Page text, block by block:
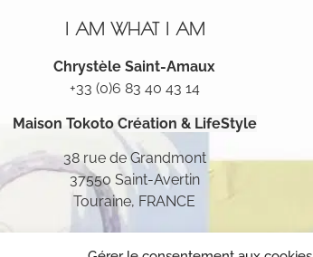
I AM WHAT I AM
Chrystèle Saint-Amaux
+33 (0)6 83 40 43 14
Maison Tokoto Création & LifeStyle
38 rue de Grandmont
37550 Saint-Avertin
Touraine, FRANCE